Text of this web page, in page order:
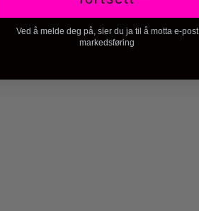
Ved å melde deg på, sier du ja til å motta e-post
markedsføring